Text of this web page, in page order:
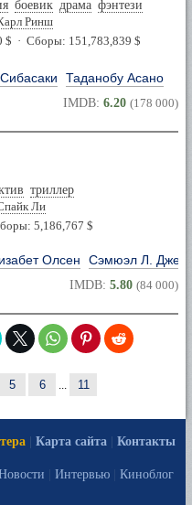
боевик драма фэнтези
Ринш
$ · Сборы: 151,783,839 $
Таданобу Асано
IMDB: 6.20 (178 000)
триллер
Ли
5,186,767 $
Олсен Сэмюэл Л.
IMDB: 5.80 (84 000)
5 6 ... 11
Карта сайта
Контакты
Интервью Киноблог